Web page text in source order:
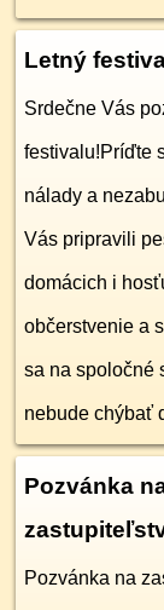
Letný
Srdečne Vás
festivalu!Príďte
nálady a
Vás pripravili
domácich i
občerstvenie a
sa na spoločné
nebude chýbať
Pozvánka
Pozvánka na